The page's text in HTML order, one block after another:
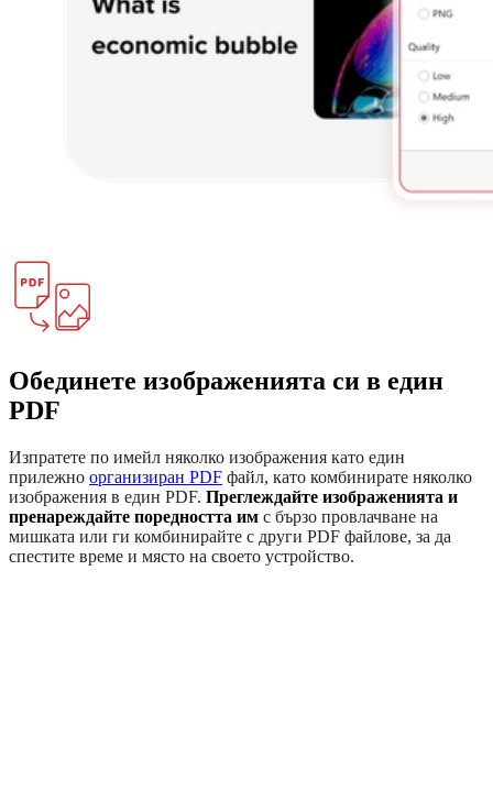
Обединете изображенията си в един
PDF
Изпратете по имейл няколко изображения като един
прилежно организиран PDF файл, като комбинирате няколко
изображения в един PDF. Преглеждайте изображенията и
пренареждайте поредността им с бързо провлачване на
мишката или ги комбинирайте с други PDF файлове, за да
спестите време и място на своето устройство.